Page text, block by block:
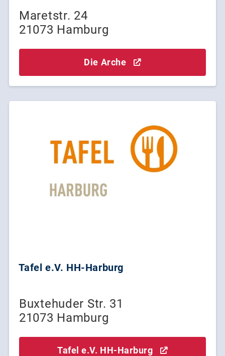
Maretstr. 24
21073 Hamburg
Die Arche
Tafel e.V. HH-Harburg
Buxtehuder Str. 31
21073 Hamburg
Tafel e.V. HH-Harburg